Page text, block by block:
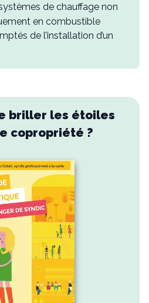
de chauffage non
en combustible
de l’installation d’un
briller les étoiles
copropriété ?